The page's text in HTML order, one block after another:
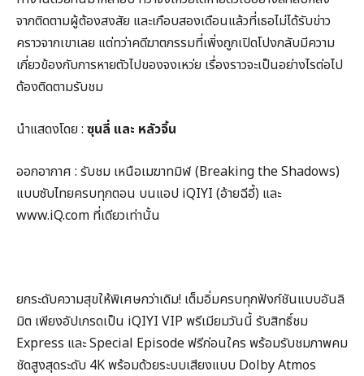
จากติดตามผู้ต้องสงสัย และเกือบสองเดือนแล้วที่เธอไม่ได้รับข่าว
คราวจากเขาเลย แต่ทว่าคดีฆาตกรรมที่เพิ่งถูกเปิดโปงกลับมีความ
เกี่ยวข้องกับการหายตัวไปของจงเหว่ย เรื่องราวจะเป็นอย่างไรต่อไป
ต้องติดตามรับชม
นำแสดงโดย : ซุนลี่ และ หลัวจิ้น
ออกอากาศ : รับชม เหนือเมฆาทมิฬ (Breaking the Shadows)
แบบซับไทยครบทุกตอน บนแอป iQIYI (อ้ายฉีอี้) และ
www.iQ.com ที่เดียวเท่านั้น
ยกระดับความสุขให้พิเศษกว่าเดิม! เต็มอิ่มครบทุกฟังก์ชันแบบอันลิ
มิต เพียงอัปเกรดเป็น iQIYI VIP พรีเมียมวันนี้ รับสิทธิ์ชม
Express และ Special Episode ฟรีก่อนใคร พร้อมรับชมภาพคม
ชัดสูงสุดระดับ 4K พร้อมด้วยระบบเสียงแบบ Dolby Atmos